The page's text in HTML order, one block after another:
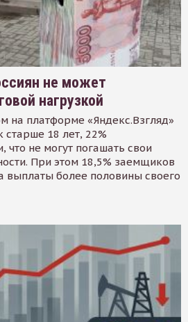
не может
нагрузкой
на платформе «Яндекс.Взгляд»
старше 18 лет, 22%
что не могут погашать свои
При этом 18,5% заемщиков
выплаты более половины своего